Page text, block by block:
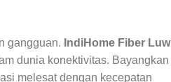
gangguan. IndiHome Fiber
dunia konektivitas. Bayangkan
melesat dengan kecepatan